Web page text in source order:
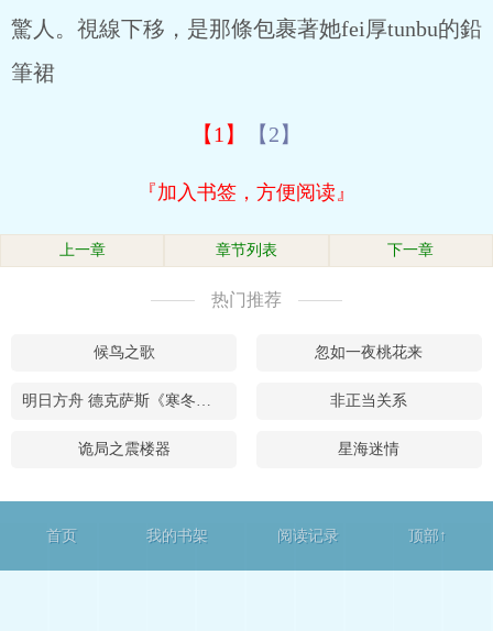
驚人。視線下移，是那條包裹著她fei厚tunbu的鉛
筆裙
【1】 【2】
『加入书签，方便阅读』
上一章 章节列表 下一章
热门推荐
候鸟之歌 忽如一夜桃花来
明日方舟 德克萨斯《寒冬信使的特殊任务》 非正当关系
诡局之震楼器 星海迷情
首页 我的书架 阅读记录 顶部↑